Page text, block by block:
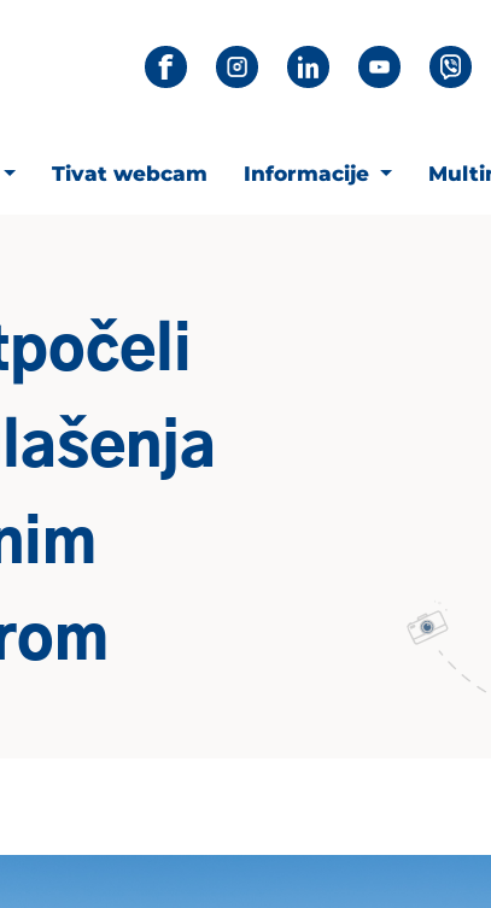
Tivat webcam Informacije